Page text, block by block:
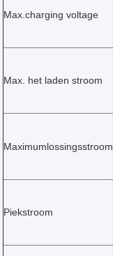
Max.charging voltage
Max. het laden stroom
Maximumlossingsstroom
Piekstroom